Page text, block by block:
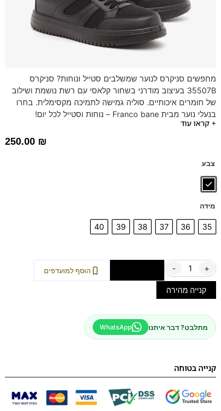
מחפשים סניקרס לנוער שמשלבים סטייל ונוחות? סניקרס
35507B בעיצוב מודרני בשחור קלאסי עם רשת נושמת ושילוב
של חומרים איכותיים. סוליה גמישה לתמיכה מקסימלית. בחרו
בנעלי נוער מבית Franco bane – נוחות וסטייל לכל יום!
+ קראו עוד
250.00 ₪
צבע
מידה
35
36
37
38
39
40
- + הוסף למועדפים
קנייה מהירה
מתלבט? דבר איתנו WhatsApp
קנייה בטוחה